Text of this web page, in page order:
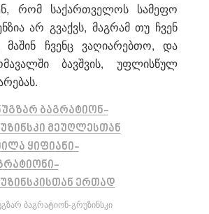
რომ საქართველოს სამეფო
არ გვაქვს, მაგრამ თუ ჩვენ
მაშინ ჩვენც ვაღიარებთო, და
ბავშვის, უფლისწულ
ბაგრატიონ-გრუზინსკი